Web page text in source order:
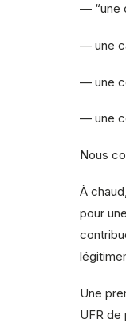
— “une
— une
— une
— une
Nous
À
pour
Une
UFR de